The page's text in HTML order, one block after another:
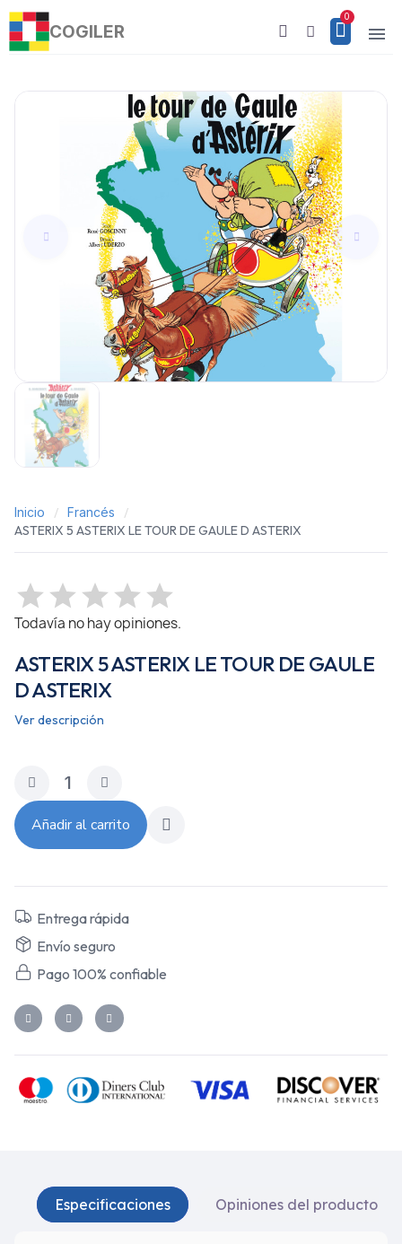
COGILER
Inicio Francés
ASTERIX 5 ASTERIX LE TOUR DE GAULE D ASTERIX
Todavía no hay opiniones.
ASTERIX 5 ASTERIX LE TOUR DE GAULE
D ASTERIX
Ver descripción
Añadir al carrito
Entrega rápida
Envío seguro
Pago 100% confiable
Especificaciones Opiniones del producto